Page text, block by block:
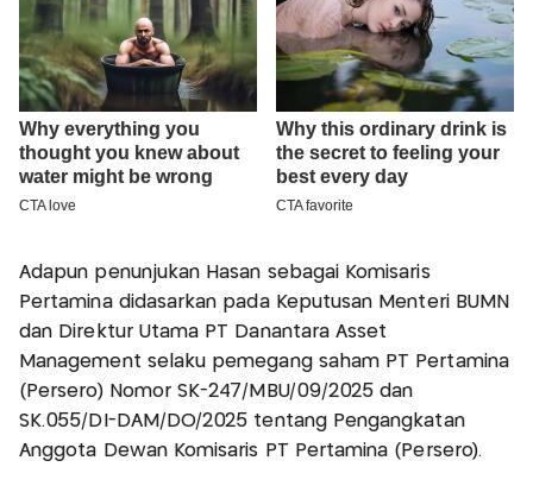
Adapun penunjukan Hasan sebagai Komisaris
Pertamina didasarkan pada Keputusan Menteri BUMN
dan Direktur Utama PT Danantara Asset
Management selaku pemegang saham PT Pertamina
(Persero) Nomor SK-247/MBU/09/2025 dan
SK.055/DI-DAM/DO/2025 tentang Pengangkatan
Anggota Dewan Komisaris PT Pertamina (Persero).